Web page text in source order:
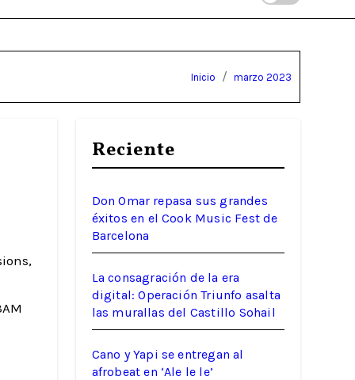
Inicio marzo 2023
Reciente
Don Omar repasa sus grandes
éxitos en el Cook Music Fest de
Barcelona
La consagración de la era
digital: Operación Triunfo asalta
las murallas del Castillo Sohail
Cano y Yapi se entregan al
afrobeat en ‘Ale le le’